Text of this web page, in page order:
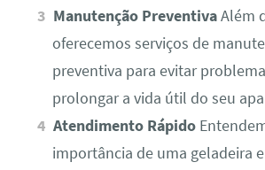
Manutenção PreventivaAlém
oferecemos serviços de
preventiva para evitar
prolongar a vida útil do seu
Atendimento Rápido
importância de uma geladeira